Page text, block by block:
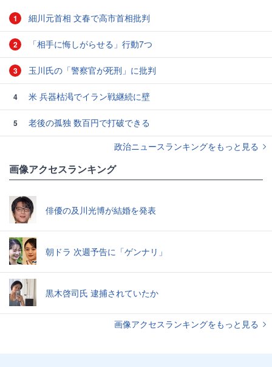
1 細川元首相 文春で高市首相批判
2 「相手に悔しがらせる」行動7つ
3 玉川氏の「警察官が死刑」に批判
4 米 兵器枯渇でイラン戦継続に壁
5
老後の孤独 数百円で打破できる
政治ニュースランキングをもっと見る
画像アクセスランキング
俳優の及川光博が結婚を発表
朝ドラ 次週予告に「ゲンナリ」
黒木啓司氏 逮捕されていたか
画像アクセスランキングをもっと見る